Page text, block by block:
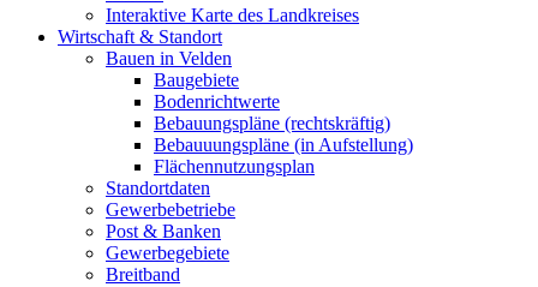
Interaktive Karte des Landkreises
Wirtschaft & Standort
Bauen in Velden
Baugebiete
Bodenrichtwerte
Bebauungspläne (rechtskräftig)
Bebauuungspläne (in Aufstellung)
Flächennutzungsplan
Standortdaten
Gewerbebetriebe
Post & Banken
Gewerbegebiete
Breitband